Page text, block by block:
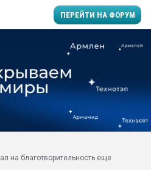
ПЕРЕЙТИ НА ФОРУМ
производство SPC
заводу пластмасс"
на благотворительность еще